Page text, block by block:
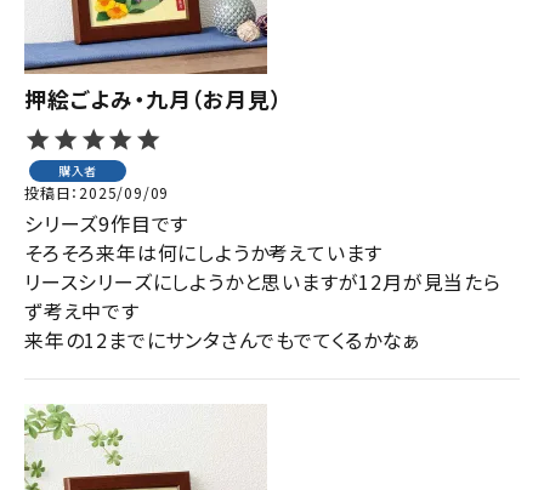
押絵ごよみ・九月（お月見）
購入者
投稿日 2025/09/09
シリーズ9作目です
そろそろ来年は何にしようか考えています
リースシリーズにしようかと思いますが12月が見当たら
ず考え中です
来年の12までにサンタさんでもでてくるかなぁ